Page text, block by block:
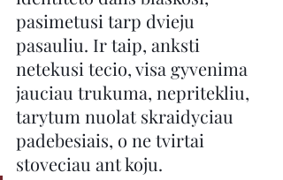
pasimetusi tarp dvieju
pasauliu. Ir taip, anksti
netekusi tecio, visa gyvenima
jauciau trukuma, nepritekliu,
tarytum nuolat skraidyciau
padebesiais, o ne tvirtai
stoveciau ant koju.